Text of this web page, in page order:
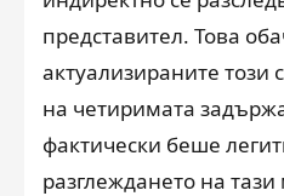
представител. Това
актуализираните този
на четиримата
фактически беше
разглеждането на тази